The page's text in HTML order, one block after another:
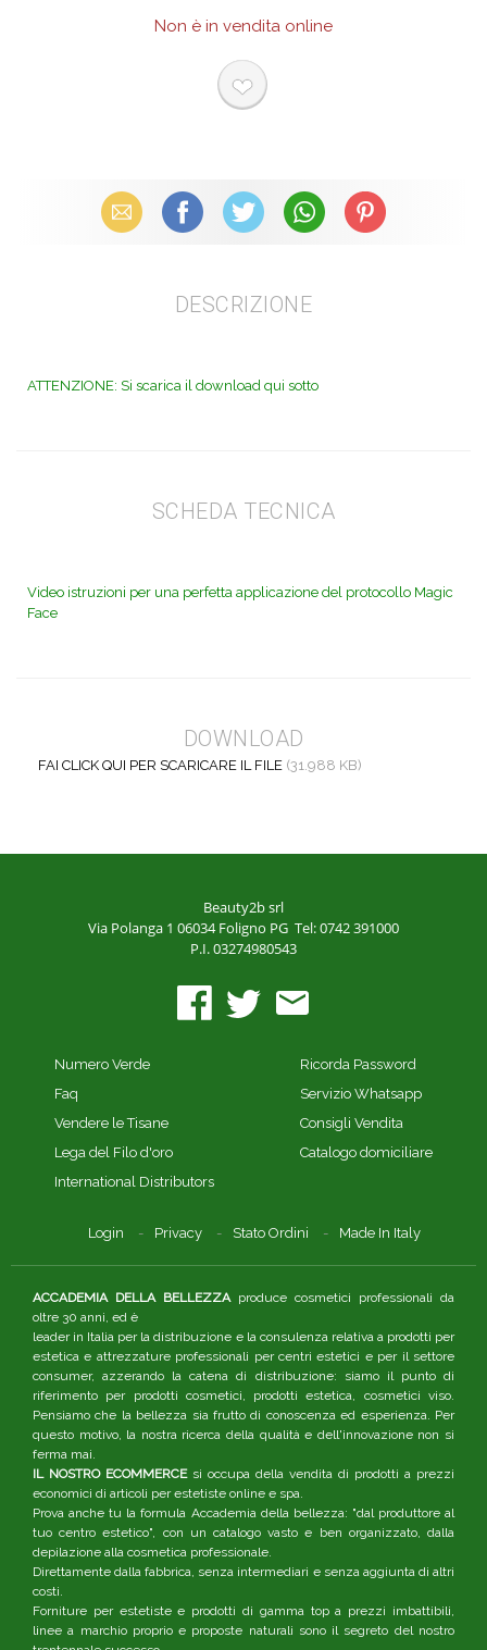
Non è in vendita online
Email Facebook X (Twitter) WhatsAppPinterest
DESCRIZIONE
ATTENZIONE: Si scarica il download qui sotto
SCHEDA TECNICA
Video istruzioni per una perfetta applicazione del protocollo Magic
Face
DOWNLOAD
FAI CLICK QUI PER SCARICARE IL FILE (31.988 KB)
Beauty2b srl
Via Polanga 1 06034 Foligno PG Tel: 0742 391000
P.I. 03274980543
Numero Verde
Faq
Vendere le Tisane
Lega del Filo d'oro
International Distributors
Ricorda Password
Servizio Whatsapp
Consigli Vendita
Catalogo domiciliare
Login Privacy Stato Ordini Made In Italy
ACCADEMIA DELLA BELLEZZAproduce cosmetici professionali da
oltre 30 anni, ed è
leader in Italia per la distribuzione e la consulenza relativa a prodotti per
estetica e attrezzature professionali per centri estetici e per il settore
consumer, azzerando la catena di distribuzione: siamo il punto di
riferimento per prodotti cosmetici, prodotti estetica, cosmetici viso.
Pensiamo che la bellezza sia frutto di conoscenza ed esperienza. Per
questo motivo, la nostra ricerca della qualità e dell'innovazione non si
ferma mai.
IL NOSTRO ECOMMERCEsi occupa della vendita di prodotti a prezzi
economici di articoli per estetiste online e spa.
Prova anche tu la formula Accademia della bellezza: "dal produttore al
tuo centro estetico", con un catalogo vasto e ben organizzato, dalla
depilazione alla cosmetica professionale.
Direttamente dalla fabbrica, senza intermediari e senza aggiunta di altri
costi.
Forniture per estetiste e prodotti di gamma top a prezzi imbattibili,
linee a marchio proprio e proposte naturali sono il segreto del nostro